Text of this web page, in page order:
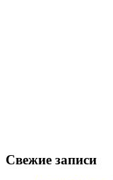
Свежие записи